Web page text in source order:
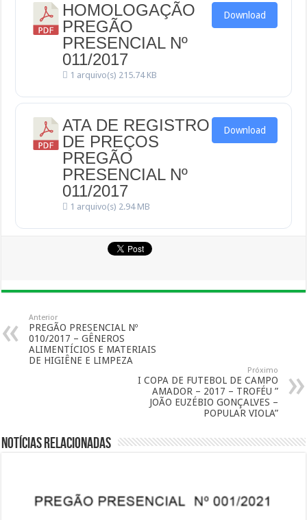
HOMOLOGAÇÃO
PREGÃO
PRESENCIAL Nº
011/2017
1 arquivo(s) 215.74 KB
Download
ATA DE REGISTRO
DE PREÇOS
PREGÃO
PRESENCIAL Nº
011/2017
1 arquivo(s) 2.94 MB
Download
Anterior
PREGÃO PRESENCIAL Nº
010/2017 – GÊNEROS
ALIMENTÍCIOS E MATERIAIS
DE HIGIÊNE E LIMPEZA
Próximo
I COPA DE FUTEBOL DE CAMPO
AMADOR – 2017 – TROFÉU ”
JOÃO EUZÉBIO GONÇALVES –
POPULAR VIOLA”
Notícias Relacionadas